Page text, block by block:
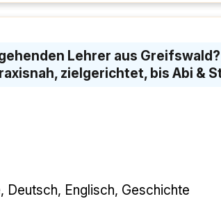
Lehrer aus
zielgerichtet, bis Abi &
Deutsch, Englisch, Geschichte